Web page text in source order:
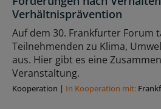
Verhältnisprävention
Auf dem 30. Frankfurter Forum
Teilnehmenden zu Klima,
aus. Hier gibt es eine
Veranstaltung.
Kooperation | In Kooperation mit: